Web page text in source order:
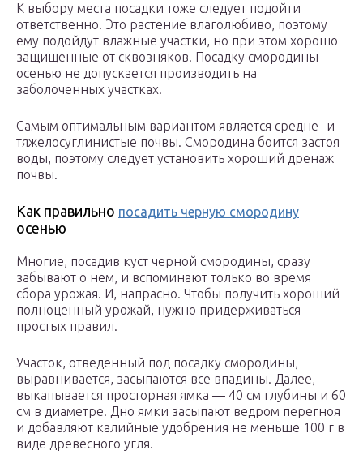
К выбору места посадки тоже следует подойти
ответственно. Это растение влаголюбиво, поэтому
ему подойдут влажные участки, но при этом хорошо
защищенные от сквозняков. Посадку смородины
осенью не допускается производить на
заболоченных участках.
Самым оптимальным вариантом является средне- и
тяжелосуглинистые почвы. Смородина боится застоя
воды, поэтому следует установить хороший дренаж
почвы.
Как правильно посадить черную смородину
осенью
Многие, посадив куст черной смородины, сразу
забывают о нем, и вспоминают только во время
сбора урожая. И, напрасно. Чтобы получить хороший
полноценный урожай, нужно придерживаться
простых правил.
Участок, отведенный под посадку смородины,
выравнивается, засыпаются все впадины. Далее,
выкапывается просторная ямка — 40 см глубины и 60
см в диаметре. Дно ямки засыпают ведром перегноя
и добавляют калийные удобрения не меньше 100 г в
виде древесного угля.